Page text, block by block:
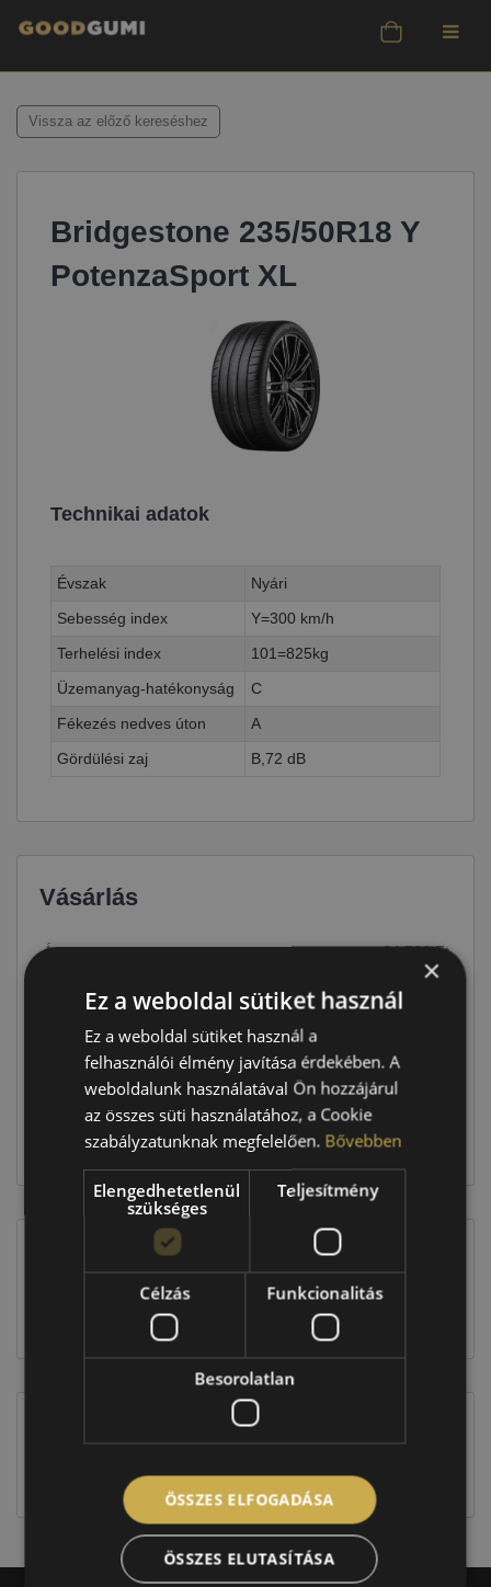
Vissza az előző kereséshez
Bridgestone 235/50R18 Y
PotenzaSport XL
Technikai adatok
Évszak
Nyári
Sebesség index
Y=300 km/h
Terhelési index
101=825kg
Üzemanyag-hatékonyság
C
Fékezés nedves úton
A
Gördülési zaj
B,72 dB
Vásárlás
Ár 64 790 Ft
Raktáron:
129 580 Ft
Kosárba
EU-s abroncscímke
Figyelem a feltüntetett címke adatok tájékoztató
címkével ellátott abroncs kerül kiszállításra.
×
Ez a weboldal sütiket használ
Ez a weboldal sütiket használ a
felhasználói élmény javítása érdekében. A
weboldalunk használatával Ön hozzájárul
az összes süti használatához, a Cookie
szabályzatunknak megfelelően. Bővebben
Elengedhetetlenül
szükséges
Teljesítmény
Célzás Funkcionalitás
Besorolatlan
ÖSSZES ELFOGADÁSA
ÖSSZES ELUTASÍTÁSA